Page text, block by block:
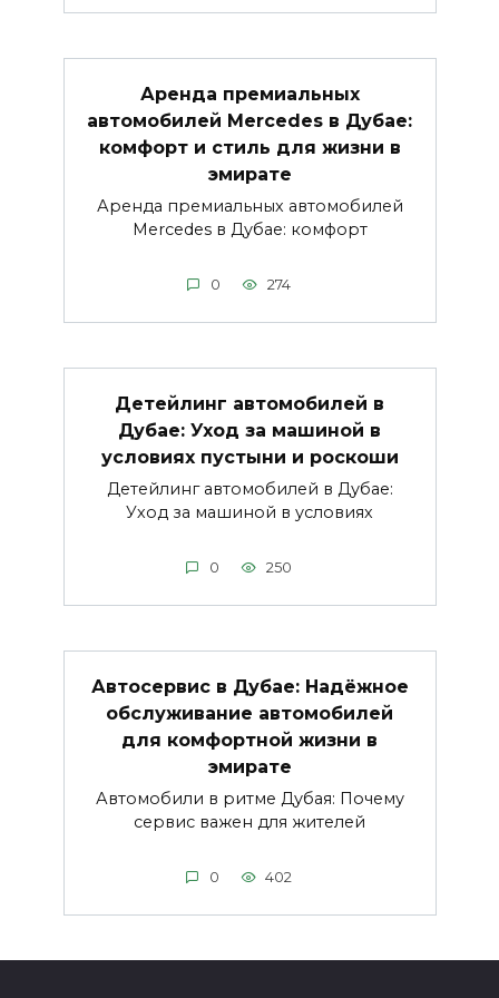
Аренда премиальных
автомобилей Mercedes в Дубае:
комфорт и стиль для жизни в
эмирате
Аренда премиальных автомобилей
Mercedes в Дубае: комфорт
0 274
Детейлинг автомобилей в
Дубае: Уход за машиной в
условиях пустыни и роскоши
Детейлинг автомобилей в Дубае:
Уход за машиной в условиях
0 250
Автосервис в Дубае: Надёжное
обслуживание автомобилей
для комфортной жизни в
эмирате
Автомобили в ритме Дубая: Почему
сервис важен для жителей
0 402